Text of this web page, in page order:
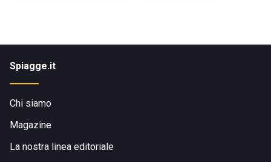
Spiagge.it
Chi siamo
Magazine
La nostra linea editoriale